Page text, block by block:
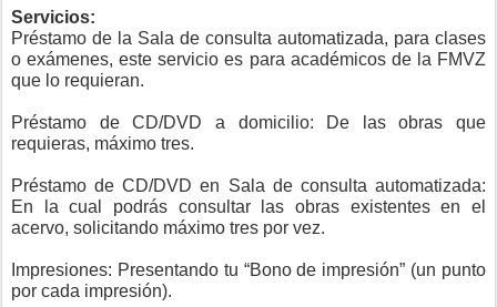
Servicios:
Préstamo de la Sala de consulta automatizada, para clases
o exámenes, este servicio es para académicos de la FMVZ
que lo requieran.
Préstamo de CD/DVD a domicilio: De las obras que
requieras, máximo tres.
Préstamo de CD/DVD en Sala de consulta automatizada:
En la cual podrás consultar las obras existentes en el
acervo, solicitando máximo tres por vez.
Impresiones: Presentando tu “Bono de impresión” (un punto
por cada impresión).